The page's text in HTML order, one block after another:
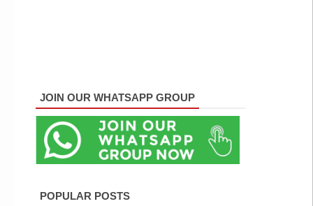
JOIN OUR WHATSAPP GROUP
POPULAR POSTS